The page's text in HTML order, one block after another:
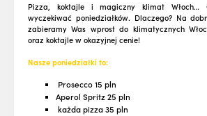
Pizza, koktajle i magiczny klimat Włoch…
wyczekiwać poniedziałków. Dlaczego? Na
zabieramy Was wprost do klimatycznych
oraz koktajle w okazyjnej cenie!
Nasze poniedziałki to:
Prosecco 15 pln
Aperol Spritz 25 pln
każda pizza 35 pln